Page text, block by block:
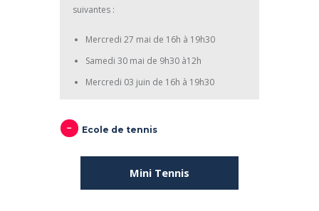
suivantes :
Mercredi 27 mai de 16h à 19h30
Samedi 30 mai de 9h30 à12h
Mercredi 03 juin de 16h à 19h30
Ecole de tennis
Mini Tennis